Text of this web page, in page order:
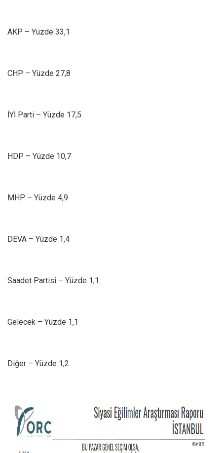
AKP – Yüzde 33,1
CHP – Yüzde 27,8
İYİ Parti – Yüzde 17,5
HDP – Yüzde 10,7
MHP – Yüzde 4,9
DEVA – Yüzde 1,4
Saadet Partisi – Yüzde 1,1
Gelecek – Yüzde 1,1
Diğer – Yüzde 1,2